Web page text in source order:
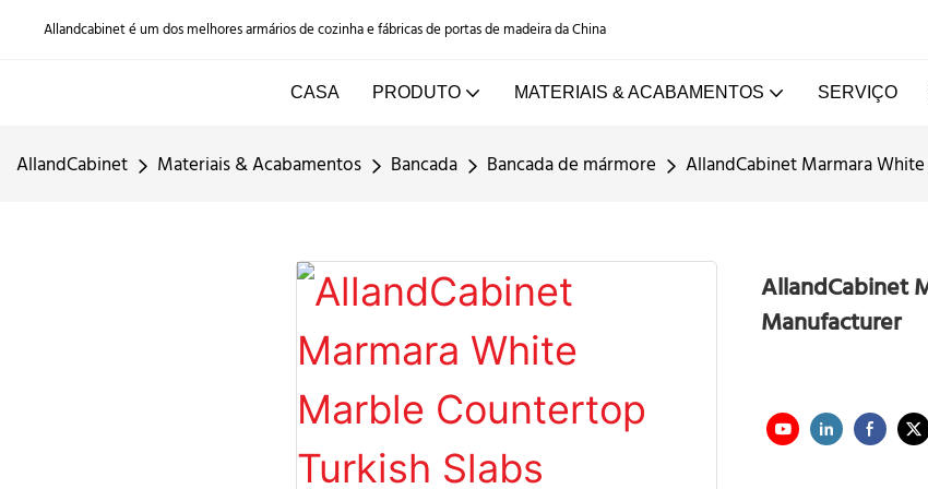
Allandcabinet é um dos melhores armários de cozinha e fábricas de portas de madeira da China
CASA PRODUTO MATERIAIS & ACABAMENTOS SERVIÇO
AllandCabinet Materiais & Acabamentos Bancada Bancada de mármore AllandCabinet Marmara
AllandCabinet
Manufacturer